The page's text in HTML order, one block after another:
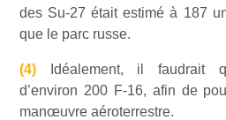
des Su-27 était estimé à 187
que le parc russe.
(4) Idéalement, il faudrait
d’environ 200 F-16, afin de
manœuvre aéroterrestre.